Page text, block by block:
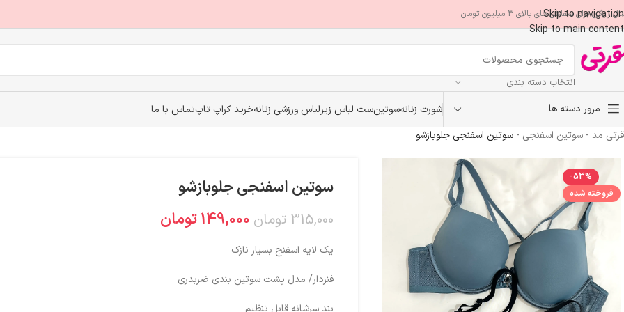
Skip to navigation
Skip to main content
رایگان برای سفارش های بالای 3 میلیون تومان
انتخاب دسته بندی
مرور دسته ها شورت زنانهسوتینست لباس زیرلباس ورزشی زنانهخرید کراپ تاپتماس با ما
قرتی مد - سوتین اسفنجی - سوتین اسفنجی جلوبازشو
-53%
فروخته شده
سوتین اسفنجی جلوبازشو
315,000 تومان 149,000تومان
یک لایه اسفنج بسیار نازک
فنردار/ مدل پشت سوتین بندی ضربدری
بند سرشانه قابل تنظیم